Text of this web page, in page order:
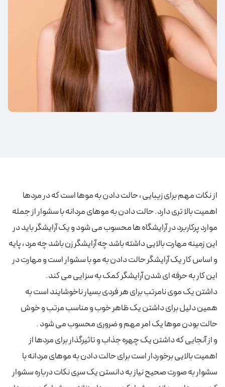
از نکات مهم برای زیبایی ، حالت دادن به موها است که در مردها
اهمیت بالا تری دارد. حالت دادن به موهای مردانه با سشوار از جمله
موارد پرکاربرد در آرایشگاه ها محسوب می شود و یک آرایشگر باید در
این زمینه مهارت بالایی داشته باشد چه آرایشگر زن باشد چه مرد ، پایه
و اساس کار یک آرایشگر حالت دادن به مو با سشوار است و مهارت در
این کار به حرفه ای شدن آرایشگر کمک به سزایی می کند.
داشتن یک موی نامرتب برای هر فردی بسیار ناخوشایند است به
همین دلیل برای داشتن یک ظاهر خوب و مناسب مرتب و خوش
حالت بودن موها یک امر مهم و ضروری محسوب می شود .
و از آنجایی که داشتن یک چهره جذاب و تاثیرگذار برای مردها از
اهمیت بالایی برخوردار است برای حالت دادن به موهای مردانه با
سشوار به صورت صحیح نیاز به دانستن یک سری نکات درباره سشوار